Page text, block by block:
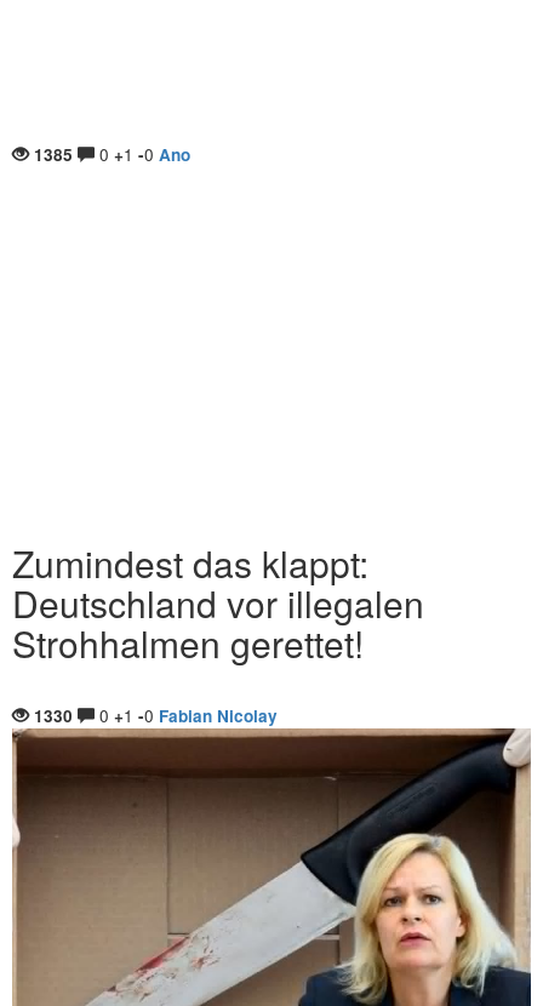
1385 0 +1 -0 Ano
Zumindest das klappt:
Deutschland vor illegalen
Strohhalmen gerettet!
1330 0 +1 -0 Fabian Nicolay